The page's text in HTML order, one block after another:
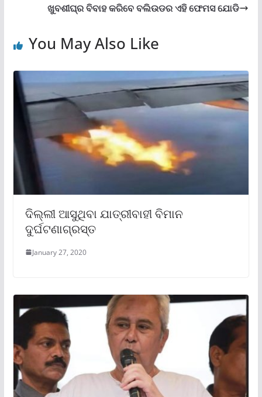
ଖୁବଶୀଘ୍ର ବିବାହ କରିବେ ବଲିଉଡର ଏହି ଫେମସ ଯୋଡି
You May Also Like
ଦିଲ୍ଲୀ ଆସୁଥିବା ଯାତ୍ରୀବାହୀ ବିମାନ
ଦୁର୍ଘଟଣାଗ୍ରସ୍ତ
January 27, 2020